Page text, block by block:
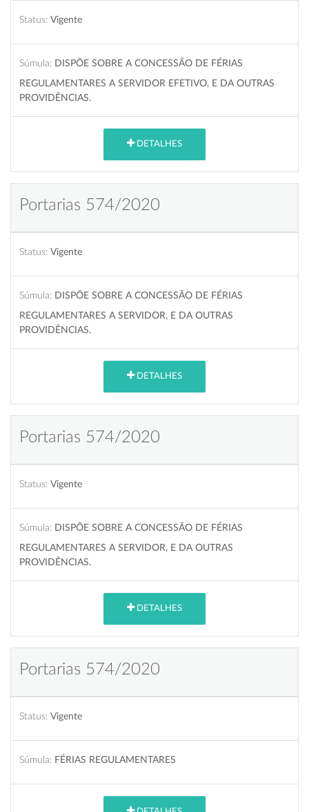
Status: Vigente
Súmula: DISPÕE SOBRE A CONCESSÃO DE FÉRIAS
REGULAMENTARES A SERVIDOR EFETIVO, E DA OUTRAS
PROVIDÊNCIAS.
DETALHES
Portarias 574/2020
Status: Vigente
Súmula: DISPÕE SOBRE A CONCESSÃO DE FÉRIAS
REGULAMENTARES A SERVIDOR, E DA OUTRAS
PROVIDÊNCIAS.
DETALHES
Portarias 574/2020
Status: Vigente
Súmula: DISPÕE SOBRE A CONCESSÃO DE FÉRIAS
REGULAMENTARES A SERVIDOR, E DA OUTRAS
PROVIDÊNCIAS.
DETALHES
Portarias 574/2020
Status: Vigente
Súmula: FÉRIAS REGULAMENTARES